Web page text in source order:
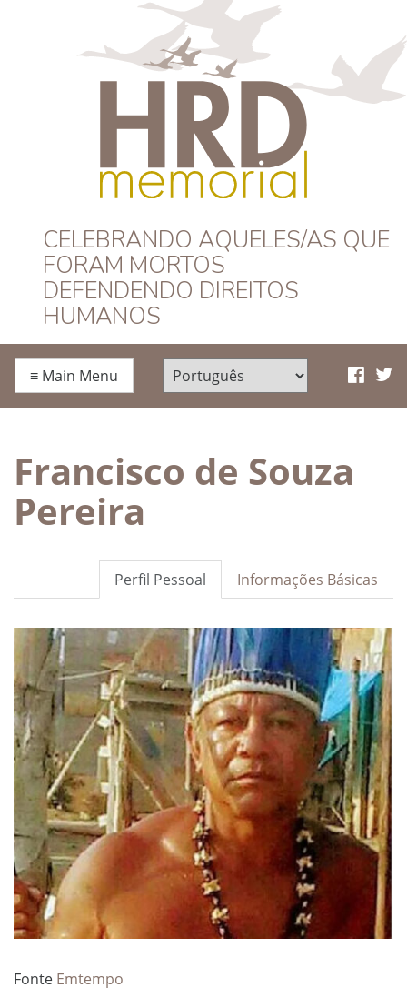
HRD Memorial –
Português
CELEBRANDO AQUELES/AS QUE
FORAM MORTOS
DEFENDENDO DIREITOS
HUMANOS
≡ Main Menu
Francisco de Souza
Pereira
Informações Básicas
Perfil Pessoal
Fonte Emtempo